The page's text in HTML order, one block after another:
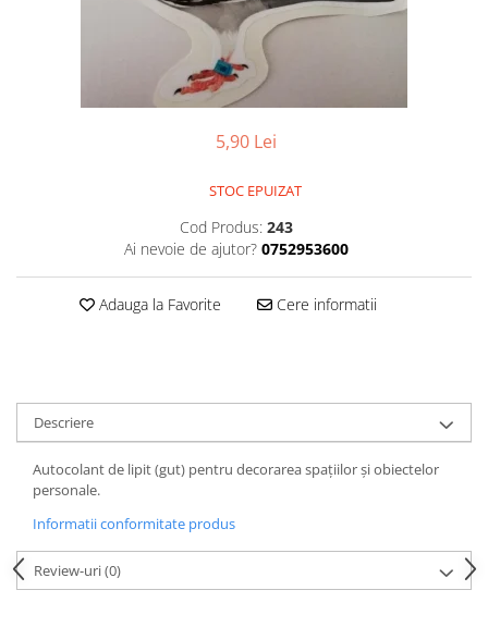
5,90 Lei
STOC EPUIZAT
Cod Produs: 243
Ai nevoie de ajutor? 0752953600
Adauga la Favorite Cere informatii
Descriere
Autocolant de lipit (gut) pentru decorarea spațiilor și obiectelor
personale.
Informatii conformitate produs
Review-uri(0)